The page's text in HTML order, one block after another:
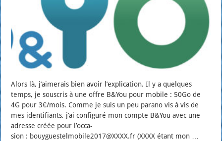
Alors là, j’ai­me­rais bien avoir l’ex­pli­ca­tion. Il y a quelques
temps, je sous­cris à une offre B&You pour mobile : 50Go de
4G pour 3€/mois. Comme je suis un peu para­no vis à vis de
mes iden­ti­fiants, j’ai confi­gu­ré mon compte B&You avec une
adresse créée pour l’oc­ca­
sion : bouyguestelmobile2017@XXXX.fr (XXXX étant mon …